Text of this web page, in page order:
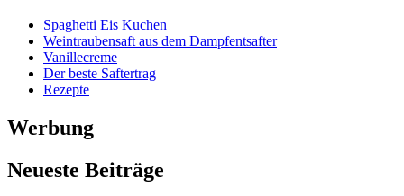
Spaghetti Eis Kuchen
Weintraubensaft aus dem Dampfentsafter
Vanillecreme
Der beste Saftertrag
Rezepte
Werbung
Neueste Beiträge